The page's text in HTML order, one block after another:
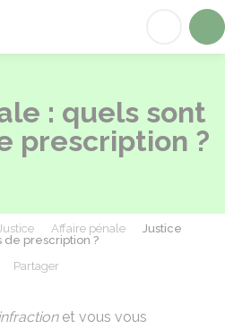
: quels sont
prescription ?
Affaire pénale
Justice
de prescription ?
Partager
et vous vous